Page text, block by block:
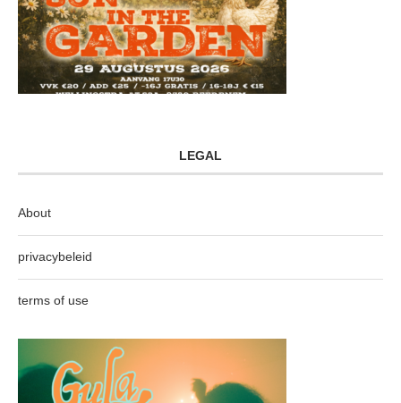
LEGAL
About
privacybeleid
terms of use